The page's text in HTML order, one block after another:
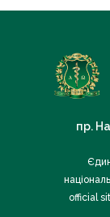
пр.
official